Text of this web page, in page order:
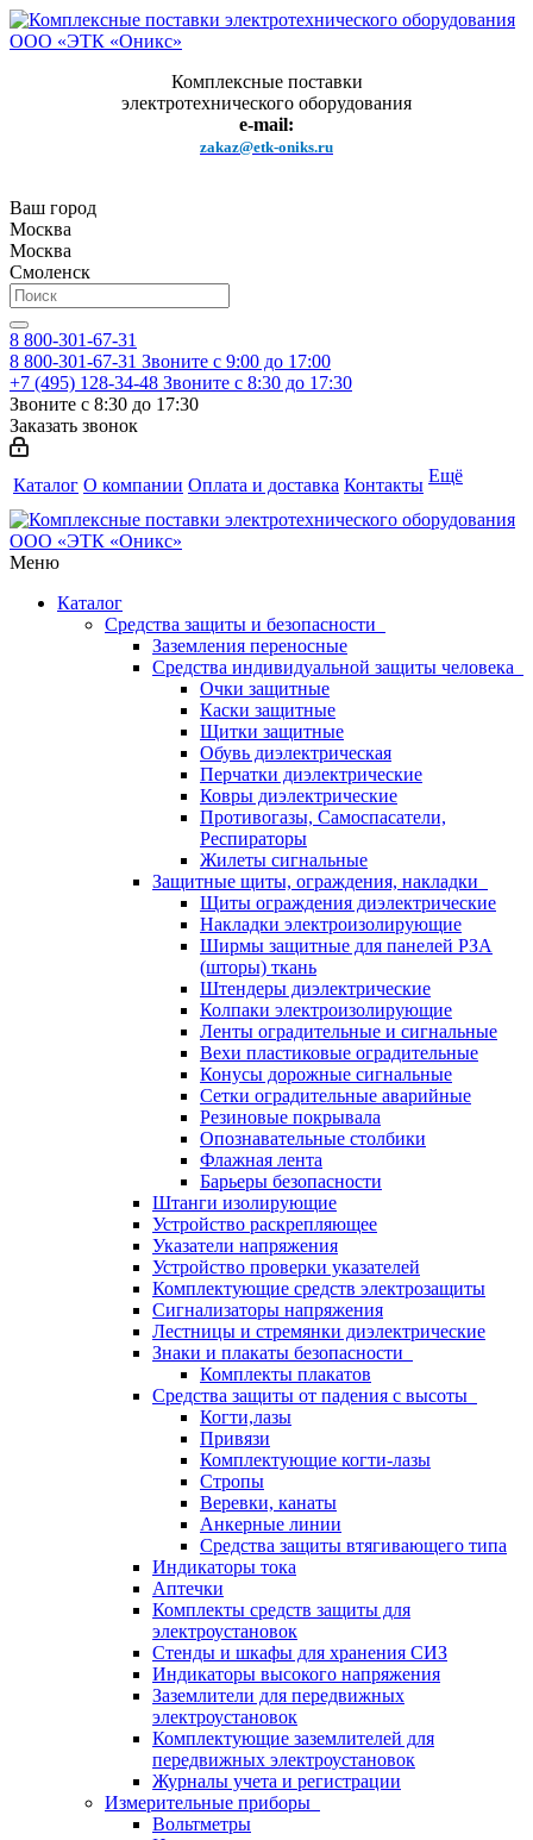
Комплексные поставки
электротехнического оборудования
e-mail:
zakaz@etk-oniks.ru
Ваш город
Москва
Москва
Смоленск
8 800-301-67-31
8 800-301-67-31 Звоните с 9:00 до 17:00
+7 (495) 128-34-48 Звоните с 8:30 до 17:30
Звоните с 8:30 до 17:30
Заказать звонок
Каталог О компании Оплата и доставка Контакты Ещё
Меню
Каталог
Средства защиты и безопасности
Заземления переносные
Средства индивидуальной защиты человека
Очки защитные
Каски защитные
Щитки защитные
Обувь диэлектрическая
Перчатки диэлектрические
Ковры диэлектрические
Противогазы, Самоспасатели,
Респираторы
Жилеты сигнальные
Защитные щиты, ограждения, накладки
Щиты ограждения диэлектрические
Накладки электроизолирующие
Ширмы защитные для панелей РЗА
(шторы) ткань
Штендеры диэлектрические
Колпаки электроизолирующие
Ленты оградительные и сигнальные
Вехи пластиковые оградительные
Конусы дорожные сигнальные
Сетки оградительные аварийные
Резиновые покрывала
Опознавательные столбики
Флажная лента
Барьеры безопасности
Штанги изолирующие
Устройство раскрепляющее
Указатели напряжения
Устройство проверки указателей
Комплектующие средств электрозащиты
Сигнализаторы напряжения
Лестницы и стремянки диэлектрические
Знаки и плакаты безопасности
Комплекты плакатов
Средства защиты от падения с высоты
Когти,лазы
Привязи
Комплектующие когти-лазы
Стропы
Веревки, канаты
Анкерные линии
Средства защиты втягивающего типа
Индикаторы тока
Аптечки
Комплекты средств защиты для
электроустановок
Стенды и шкафы для хранения СИЗ
Индикаторы высокого напряжения
Заземлители для передвижных
электроустановок
Комплектующие заземлителей для
передвижных электроустановок
Журналы учета и регистрации
Измерительные приборы
Вольтметры